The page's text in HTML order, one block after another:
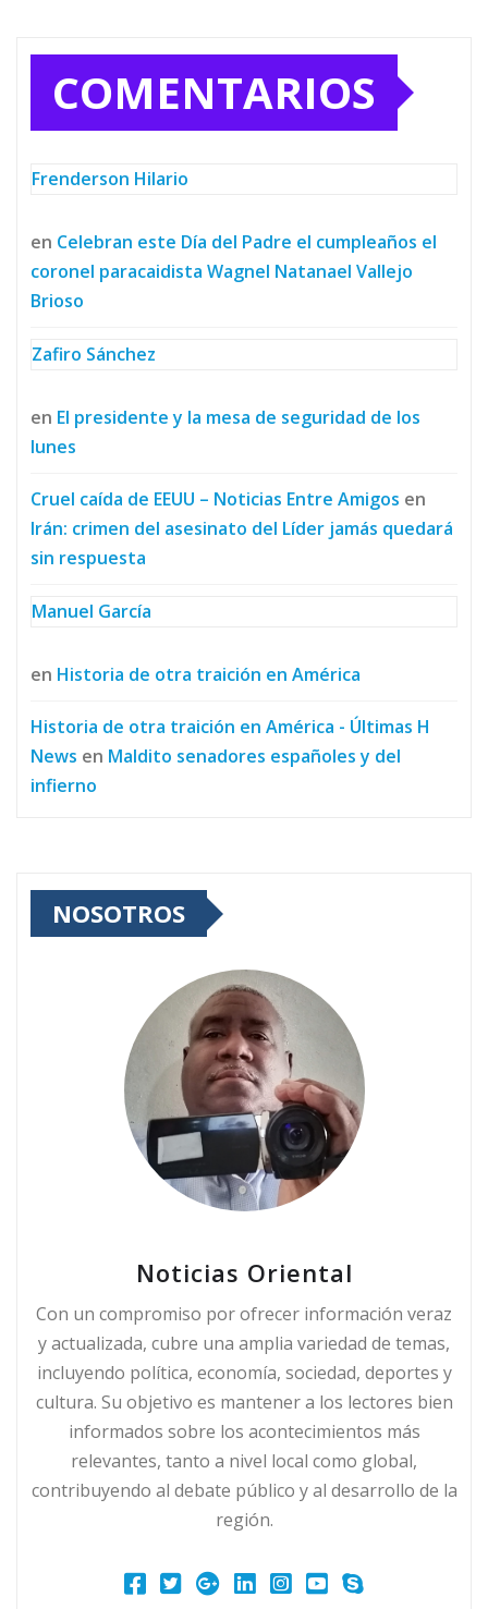
COMENTARIOS
Frenderson Hilario
en Celebran este Día del Padre el cumpleaños el
coronel paracaidista Wagnel Natanael Vallejo
Brioso
Zafiro Sánchez
en El presidente y la mesa de seguridad de los
lunes
Cruel caída de EEUU – Noticias Entre Amigos en
Irán: crimen del asesinato del Líder jamás quedará
sin respuesta
Manuel García
en Historia de otra traición en América
Historia de otra traición en América - Últimas H
News en Maldito senadores españoles y del
infierno
NOSOTROS
Noticias Oriental
Con un compromiso por ofrecer información veraz
y actualizada, cubre una amplia variedad de temas,
incluyendo política, economía, sociedad, deportes y
cultura. Su objetivo es mantener a los lectores bien
informados sobre los acontecimientos más
relevantes, tanto a nivel local como global,
contribuyendo al debate público y al desarrollo de la
región.